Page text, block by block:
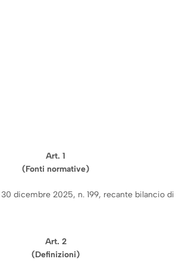
Art. 1
(Fonti normative)
dicembre 2025, n. 199, recante bilancio
Art. 2
(Definizioni)